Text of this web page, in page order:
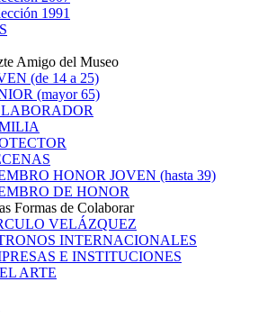
1991
Amigo del Museo
(de 14 a 25)
(mayor 65)
HONOR JOVEN (hasta 39)
DE HONOR
Formas de Colaborar
VELÁZQUEZ
INTERNACIONALES
E INSTITUCIONES
ARTE